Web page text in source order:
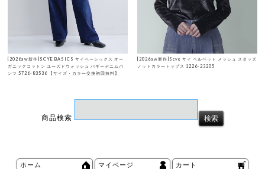
[2026aw新作]SCYE BASICS サイベーシックス オー
ガニックコットン ユーズドウォッシュ バギーデニムパ
ンツ 5726-83536 【サイズ・カラー交換初回無料】
[2026aw新作]Scye サイ ベルベット メッシュ スタッズ
ノットカラートップス 1226-23205
商品検索
ホーム マイページ カート